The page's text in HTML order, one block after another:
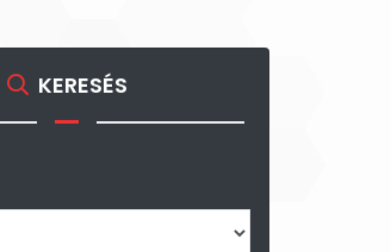
KERESÉS